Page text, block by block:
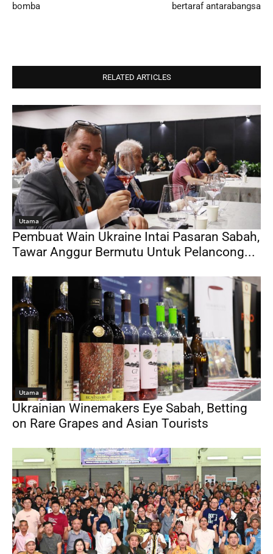
bomba
bertaraf antarabangsa
RELATED ARTICLES
Utama
Pembuat Wain Ukraine Intai Pasaran Sabah,
Tawar Anggur Bermutu Untuk Pelancong...
Utama
Ukrainian Winemakers Eye Sabah, Betting
on Rare Grapes and Asian Tourists